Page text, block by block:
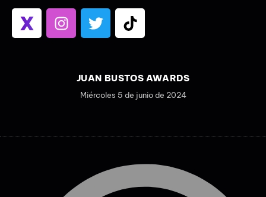
JUAN BUSTOS AWARDS
Miércoles 5 de junio de 2024